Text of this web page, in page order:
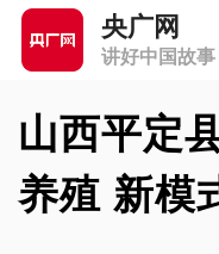
央广网
讲好中国故
山西平定
养殖 新模